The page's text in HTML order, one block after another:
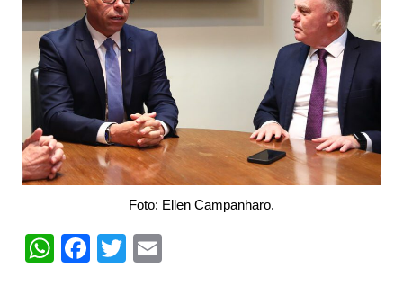
Foto: Ellen Campanharo.
W F T E